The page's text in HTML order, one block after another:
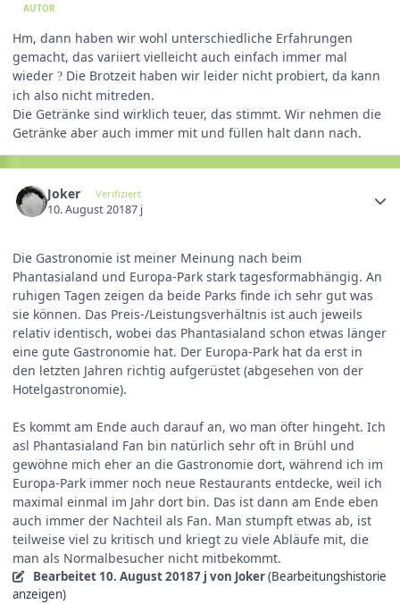
AUTOR
Hm, dann haben wir wohl unterschiedliche Erfahrungen
gemacht, das variiert vielleicht auch einfach immer mal
wieder ? Die Brotzeit haben wir leider nicht probiert, da kann
ich also nicht mitreden.
Die Getränke sind wirklich teuer, das stimmt. Wir nehmen die
Getränke aber auch immer mit und füllen halt dann nach.
Joker Verifiziert
10. August 20187 j
Die Gastronomie ist meiner Meinung nach beim
Phantasialand und Europa-Park stark tagesformabhängig. An
ruhigen Tagen zeigen da beide Parks finde ich sehr gut was
sie können. Das Preis-/Leistungsverhältnis ist auch jeweils
relativ identisch, wobei das Phantasialand schon etwas länger
eine gute Gastronomie hat. Der Europa-Park hat da erst in
den letzten Jahren richtig aufgerüstet (abgesehen von der
Hotelgastronomie).
Es kommt am Ende auch darauf an, wo man öfter hingeht. Ich
asl Phantasialand Fan bin natürlich sehr oft in Brühl und
gewöhne mich eher an die Gastronomie dort, während ich im
Europa-Park immer noch neue Restaurants entdecke, weil ich
maximal einmal im Jahr dort bin. Das ist dann am Ende eben
auch immer der Nachteil als Fan. Man stumpft etwas ab, ist
teilweise viel zu kritisch und kriegt zu viele Abläufe mit, die
man als Normalbesucher nicht mitbekommt.
Bearbeitet 10. August 20187 j von Joker(Bearbeitungshistorie
anzeigen)